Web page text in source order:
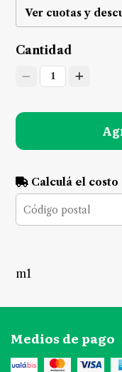
Ver cuotas y
Cantidad
1
Calculá el costo
m1
Medios de pago